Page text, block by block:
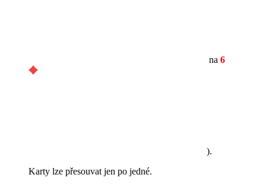
na 6
).
Karty lze přesouvat jen po jedné.